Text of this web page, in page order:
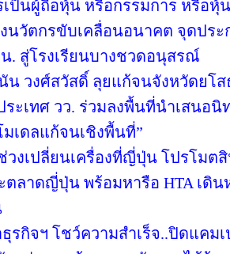
เป็นผู้ถือหุ้น หรือกรรมการ หรือ
งนวัตกรขับเคลื่อนอนาคต จุดปร
. สู่โรงเรียนบางชวดอนุสรณ์
น วงศ์สวัสดิ์ ลุยแก้จนจังหวัดยโส
ะเทศ วว. ร่วมลงพื้นที่นำเสนอ
มเดลแก้จนเชิงพื้นที่”
วงเปลี่ยนเครื่องที่ญี่ปุ่น โปรโมต
ตลาดญี่ปุ่น พร้อมหารือ HTA เดิ
กิจฯ โชว์ความสำเร็จ..ปิดแคมเ